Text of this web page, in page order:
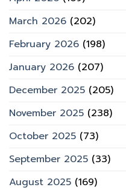
March 2026 (202)
February 2026 (198)
January 2026 (207)
December 2025 (205)
November 2025 (238)
October 2025 (73)
September 2025 (33)
August 2025 (169)